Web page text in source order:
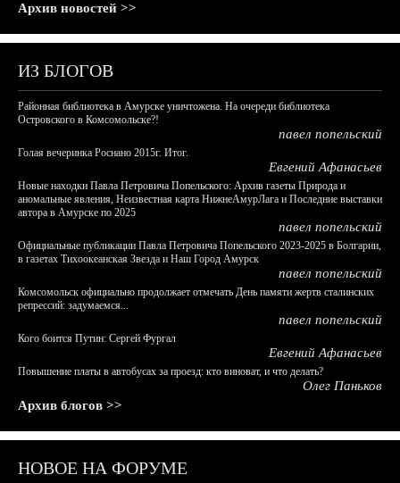
Архив новостей >>
ИЗ БЛОГОВ
Районная библиотека в Амурске уничтожена. На очереди библиотека
Островского в Комсомольске?!
павел попельский
Голая вечеринка Роснано 2015г. Итог.
Евгений Афанасьев
Новые находки Павла Петровича Попельского: Архив газеты Природа и
аномальные явления, Неизвестная карта НижнеАмурЛага и Последние выставки
автора в Амурске по 2025
павел попельский
Официальные публикации Павла Петровича Попельского 2023-2025 в Болгарии,
в газетах Тихоокеанская Звезда и Наш Город Амурск
павел попельский
Комсомольск официально продолжает отмечать День памяти жертв сталинских
репрессий: задумаемся...
павел попельский
Кого боится Путин: Сергей Фургал
Евгений Афанасьев
Повышение платы в автобусах за проезд: кто виноват, и что делать?
Олег Паньков
Архив блогов >>
НОВОЕ НА ФОРУМЕ